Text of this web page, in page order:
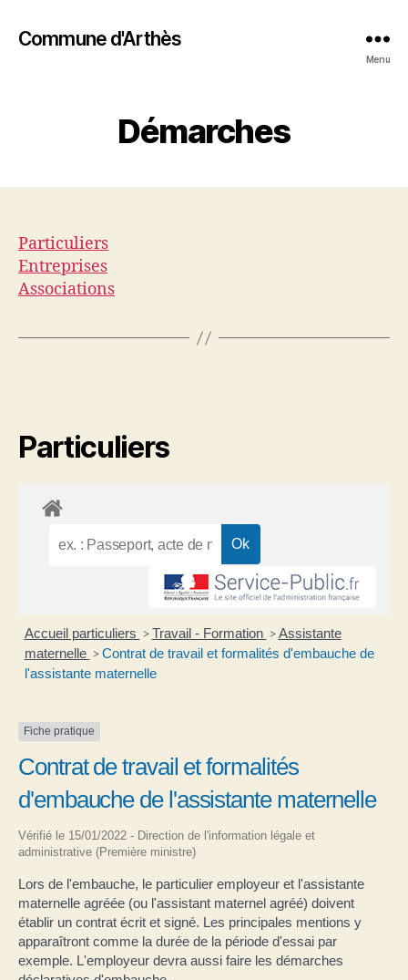
Commune d'Arthès
Menu
Démarches
Particuliers
Entreprises
Associations
Particuliers
Accueil particuliers > Travail - Formation > Assistante
maternelle > Contrat de travail et formalités d'embauche de
l'assistante maternelle
Fiche pratique
Contrat de travail et formalités
d'embauche de l'assistante maternelle
Vérifié le 15/01/2022 - Direction de l'information légale et
administrative (Première ministre)
Lors de l'embauche, le particulier employeur et l'assistante
maternelle agréée (ou l'assistant maternel agréé) doivent
établir un contrat écrit et signé. Les principales mentions y
apparaîtront comme la durée de la période d'essai par
exemple. L'employeur devra aussi faire les démarches